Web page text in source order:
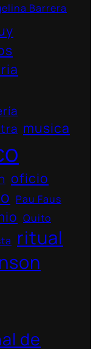
Barrera
musica
oficio
Pau Faus
Quito
ritual
de